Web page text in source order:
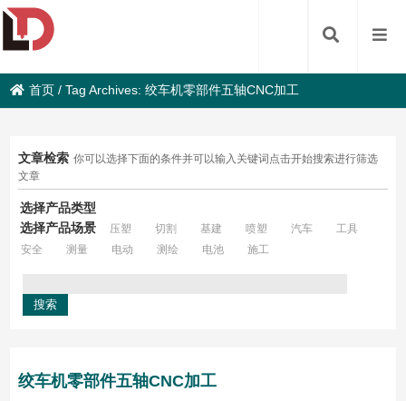
首页 /Tag Archives: 绞车机零部件五轴CNC加工
文章检索 你可以选择下面的条件并可以输入关键词点击开始搜索进行筛选
文章
选择产品类型
选择产品场景
压塑 切割 基建 喷塑 汽车
工具
安全
测量 电动 测绘 电池 施工
绞车机零部件五轴CNC加工